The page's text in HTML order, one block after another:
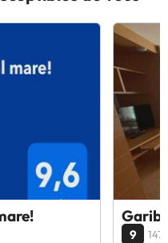
9 147